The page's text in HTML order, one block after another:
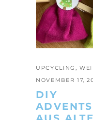
UPCYCLING ,
NOVEMBER 17,
DIY